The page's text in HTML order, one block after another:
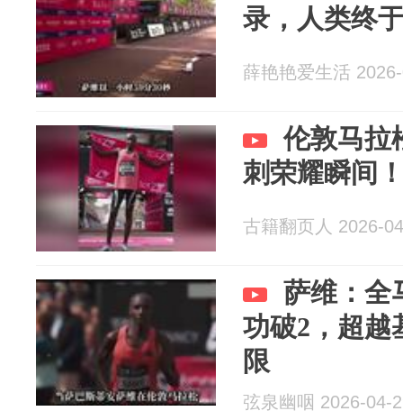
录，人类终
薛艳艳爱生活
伦敦马拉
刺荣耀瞬间
古籍翻页人 2026-
萨维：全
功破2，超越
限
弦泉幽咽 2026-04-